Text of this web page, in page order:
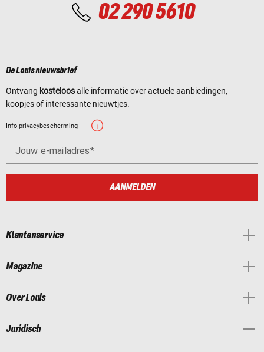
02 290 5610
De Louis nieuwsbrief
Ontvang kosteloosalle informatie over actuele aanbiedingen,
koopjes of interessante nieuwtjes.
Info privacybescherming
Jouw e-mailadres
AANMELDEN
Klantenservice
Magazine
Over Louis
Juridisch